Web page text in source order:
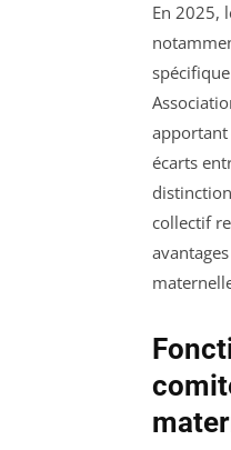
En 2025,
apportant
écarts
collectif